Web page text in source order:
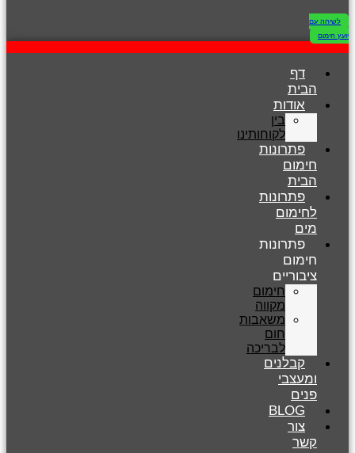
לשיחה עם
יועץ חימום
דף
הבית
אודות
בין
לקוחותינו
פתרונות
חימום
הבית
פתרונות
לחימום
מים
פתרונות
חימום
ציבוריים
חימום
מקווה
משאבות
חום
לבריכה
קבלנים
ומעצבי
פנים
BLOG
צור
קשר